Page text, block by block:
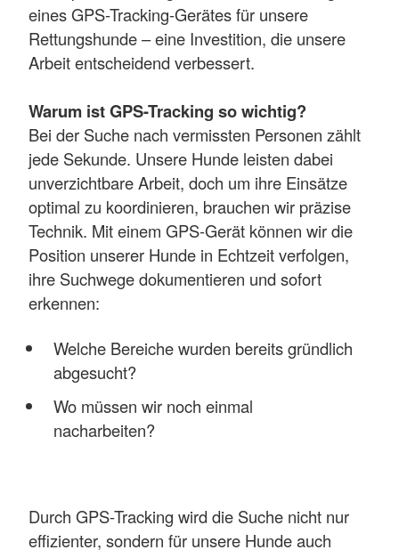
eines GPS-Tracking-Gerätes für unsere
Rettungshunde – eine Investition, die unsere
Arbeit entscheidend verbessert.
Warum ist GPS-Tracking so wichtig?
Bei der Suche nach vermissten Personen zählt
jede Sekunde. Unsere Hunde leisten dabei
unverzichtbare Arbeit, doch um ihre Einsätze
optimal zu koordinieren, brauchen wir präzise
Technik. Mit einem GPS-Gerät können wir die
Position unserer Hunde in Echtzeit verfolgen,
ihre Suchwege dokumentieren und sofort
erkennen:
Welche Bereiche wurden bereits gründlich
abgesucht?
Wo müssen wir noch einmal
nacharbeiten?
Durch GPS-Tracking wird die Suche nicht nur
effizienter, sondern für unsere Hunde auch